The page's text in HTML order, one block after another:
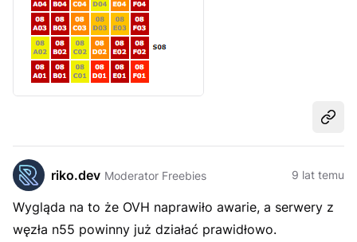
riko.dev Moderator Freebies 9 lat temu
Wygląda na to że OVH naprawiło awarie, a serwery z
węzła n55 powinny już działać prawidłowo.